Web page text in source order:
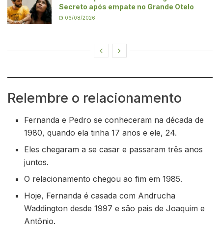
Secreto após empate no Grande Otelo
06/08/2026
Relembre o relacionamento
Fernanda e Pedro se conheceram na década de
1980, quando ela tinha 17 anos e ele, 24.
Eles chegaram a se casar e passaram três anos
juntos.
O relacionamento chegou ao fim em 1985.
Hoje, Fernanda é casada com Andrucha
Waddington desde 1997 e são pais de Joaquim e
Antônio.